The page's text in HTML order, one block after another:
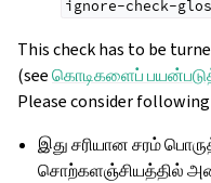
ignore-check-
This check has to be
(seeகொடிகளைப்
Please consider
இது சரியான சரம்
சொற்களஞ்சியத்தில்